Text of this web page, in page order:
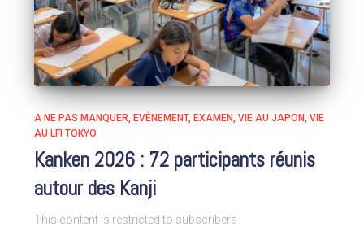
A NE PAS MANQUER EVÉNEMENT EXAMEN VIE AU JAPON VIE
AU LFI TOKYO
Kanken 2026 : 72 participants réunis
autour des Kanji
This content is restricted to subscribers